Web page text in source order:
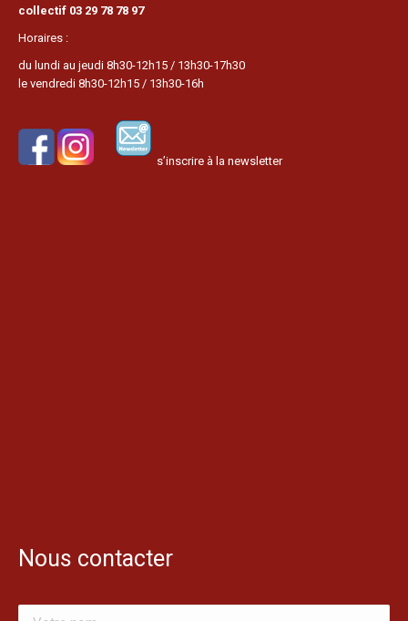
collectif 03 29 78 78 97
Horaires :
du lundi au jeudi 8h30-12h15 / 13h30-17h30
le vendredi 8h30-12h15 / 13h30-16h
s’inscrire à la newsletter
Nous contacter